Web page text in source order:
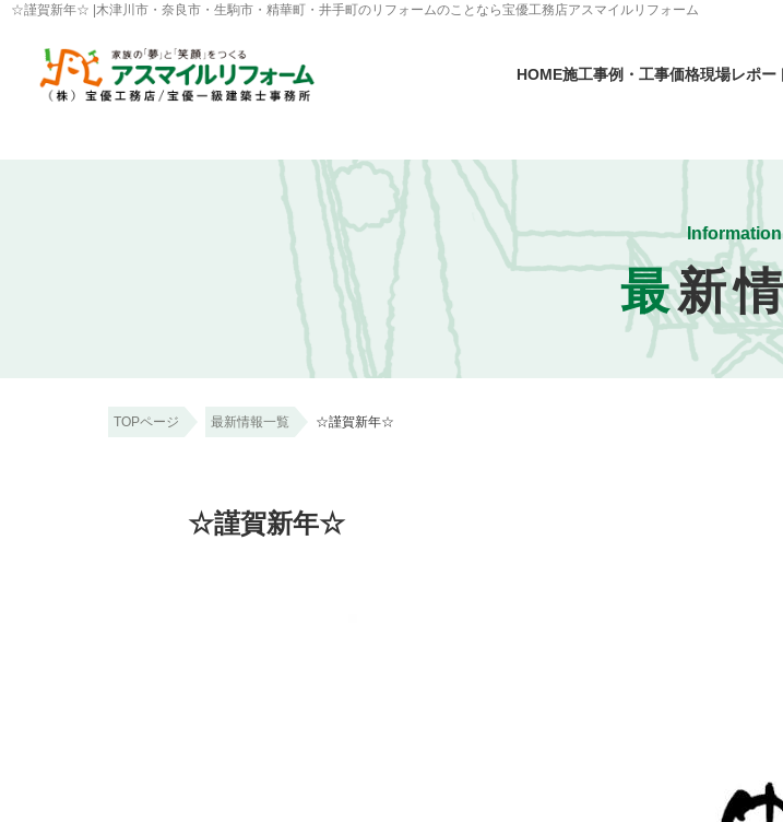
☆謹賀新年☆ |木津川市・奈良市・生駒市・精華町・井手町のリフォームのことなら宝優工務店アスマイルリフォーム
HOME施工事例・工事価格現場レポー
Information
最新
TOPページ 最新情報一覧 ☆謹賀新年☆
☆謹賀新年☆